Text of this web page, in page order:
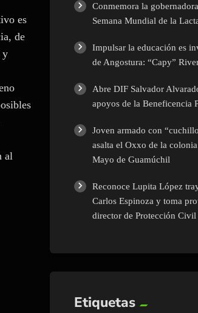
es
de
y
al
Conmemora la
Semana Mundial de la
Impulsar la educación es
de Angostura: “Capy”
Abre DIF Salvador
apoyos de la Beneficencia
Joven armado con
asalta el Oxxo de la
Mayo de Guamúchil
Reconoce Lupita López
Carlos Espinoza y toma
director de Protección Civil
Etiquetas